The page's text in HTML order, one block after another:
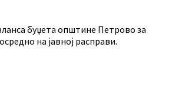
буџета општине Петрово за
на јавној расправи.